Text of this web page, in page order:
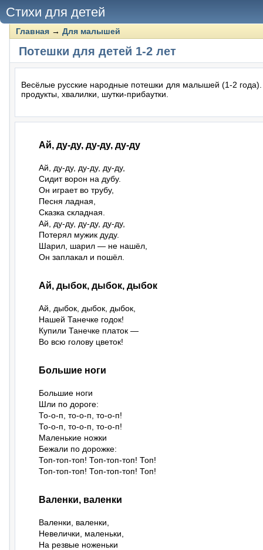
Стихи для детей
Главная → Для малышей
Потешки для детей 1-2 лет
Весёлые русские народные потешки для малышей (1-2
продукты, хвалилки, шутки-прибаутки.
Ай, ду-ду, ду-ду, ду-ду
Ай, ду-ду, ду-ду, ду-ду,
Сидит ворон на дубу.
Он играет во трубу,
Песня ладная,
Сказка складная.
Ай, ду-ду, ду-ду, ду-ду,
Потерял мужик дуду.
Шарил, шарил — не нашёл,
Он заплакал и пошёл.
Ай, дыбок, дыбок, дыбок
Ай, дыбок, дыбок, дыбок,
Нашей Танечке годок!
Купили Танечке платок —
Во всю голову цветок!
Большие ноги
Большие ноги
Шли по дороге:
То-о-п, то-о-п, то-о-п!
То-о-п, то-о-п, то-о-п!
Маленькие ножки
Бежали по дорожке:
Топ-топ-топ! Топ-топ-топ! Топ!
Топ-топ-топ! Топ-топ-топ! Топ!
Валенки, валенки
Валенки, валенки,
Невелички, маленьки,
На резвые ноженьки